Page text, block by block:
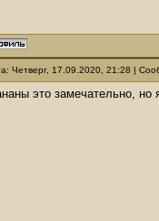
Четверг, 17.09.2020, 21:28 |
это замечательно,